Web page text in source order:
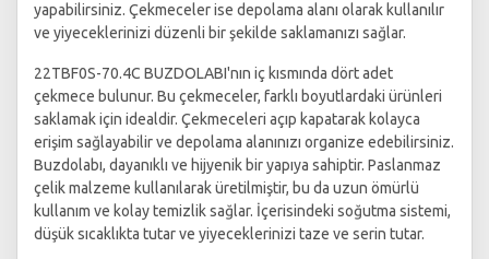
yapabilirsiniz. Çekmeceler ise depolama alanı olarak kullanılır
ve yiyeceklerinizi düzenli bir şekilde saklamanızı sağlar.
22TBF0S-70.4C BUZDOLABI'nın iç kısmında dört adet
çekmece bulunur. Bu çekmeceler, farklı boyutlardaki ürünleri
saklamak için idealdir. Çekmeceleri açıp kapatarak kolayca
erişim sağlayabilir ve depolama alanınızı organize edebilirsiniz.
Buzdolabı, dayanıklı ve hijyenik bir yapıya sahiptir. Paslanmaz
çelik malzeme kullanılarak üretilmiştir, bu da uzun ömürlü
kullanım ve kolay temizlik sağlar. İçerisindeki soğutma sistemi,
düşük sıcaklıkta tutar ve yiyeceklerinizi taze ve serin tutar.